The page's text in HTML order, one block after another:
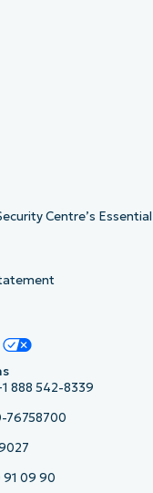
Centre’s
888 542-8339
76758700
09 90